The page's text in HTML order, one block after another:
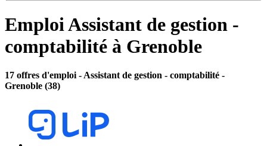
Emploi Assistant de gestion -
comptabilité à Grenoble
17 offres d'emploi - Assistant de gestion - comptabilité -
Grenoble (38)